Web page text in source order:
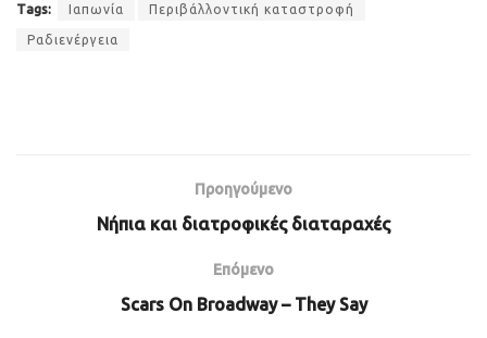
Tags: Ιαπωνία Περιβάλλοντική καταστροφή
Ραδιενέργεια
Προηγούμενο
Nήπια και διατροφικές διαταραχές
Επόμενο
Scars On Broadway – They Say